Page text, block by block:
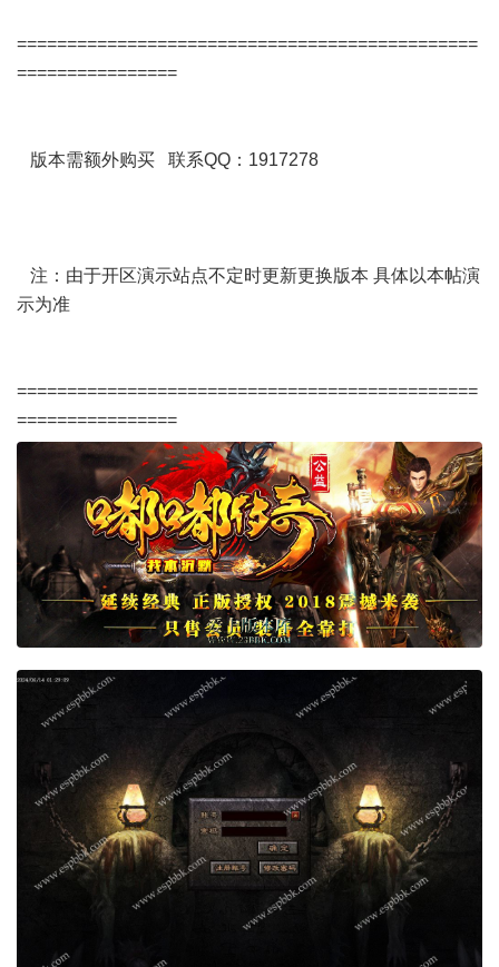
==============================================
================
版本需额外购买 联系QQ：1917278
注：由于开区演示站点不定时更新更换版本 具体以本帖演
示为准
==============================================
================